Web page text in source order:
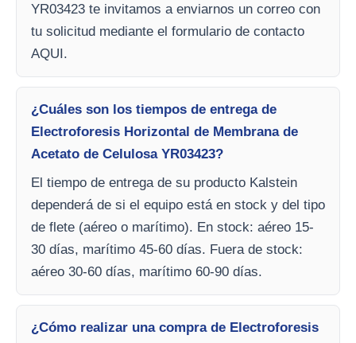
YR03423 te invitamos a enviarnos un correo con
tu solicitud mediante el formulario de contacto
AQUI.
¿Cuáles son los tiempos de entrega de
Electroforesis Horizontal de Membrana de
Acetato de Celulosa YR03423?
El tiempo de entrega de su producto Kalstein
dependerá de si el equipo está en stock y del tipo
de flete (aéreo o marítimo). En stock: aéreo 15-
30 días, marítimo 45-60 días. Fuera de stock:
aéreo 30-60 días, marítimo 60-90 días.
¿Cómo realizar una compra de Electroforesis